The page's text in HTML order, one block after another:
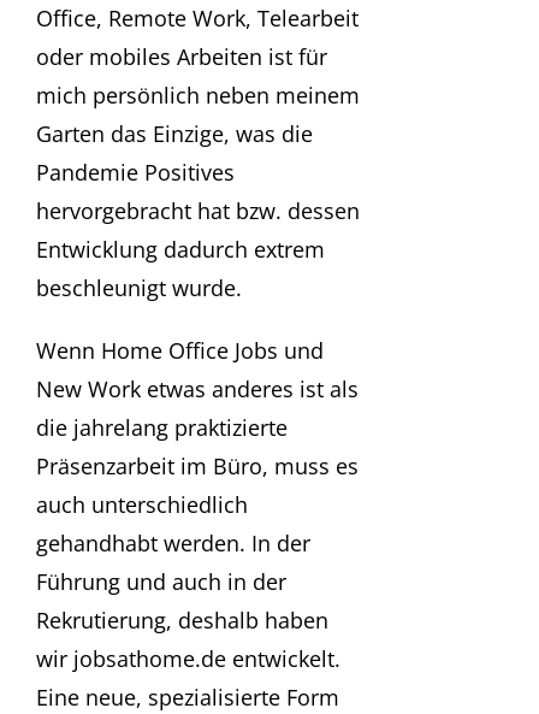
Office, Remote Work, Telearbeit
oder mobiles Arbeiten ist für
mich persönlich neben meinem
Garten das Einzige, was die
Pandemie Positives
hervorgebracht hat bzw. dessen
Entwicklung dadurch extrem
beschleunigt wurde.
Wenn Home Office Jobs und
New Work etwas anderes ist als
die jahrelang praktizierte
Präsenzarbeit im Büro, muss es
auch unterschiedlich
gehandhabt werden. In der
Führung und auch in der
Rekrutierung, deshalb haben
wir jobsathome.de entwickelt.
Eine neue, spezialisierte Form